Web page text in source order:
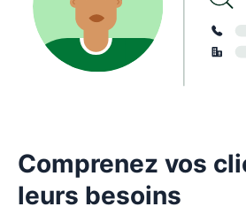
Comprenez vos
leurs besoins